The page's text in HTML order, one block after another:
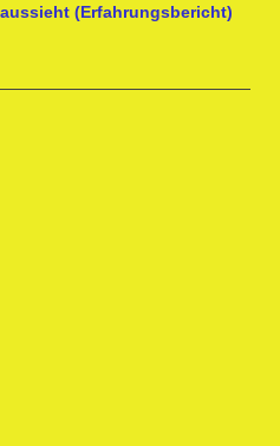
(Erfahrungsbericht)